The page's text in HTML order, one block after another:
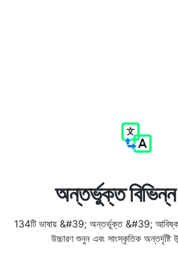
অন্তর্ভুক্ত বিভিন্ন
134টি ভাষায় &#39; অন্তর্ভুক্ত &#39;
উচ্চারণ শুনুন এবং সাংস্কৃতিক অন্তর্দৃষ্টি